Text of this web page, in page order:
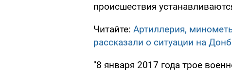
происшествия
Читайте: Артиллерия,
рассказали о ситуации на
"8 января 2017 года трое